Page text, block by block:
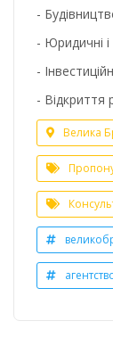
-
- Юридичні і
-
- Відкриття
Велика